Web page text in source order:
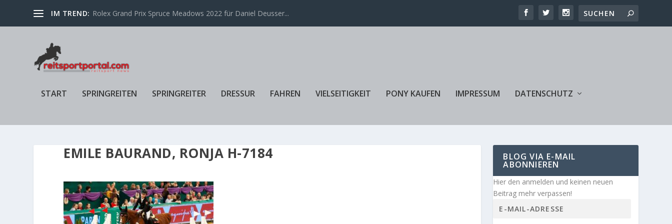
IM TREND: Rolex Grand Prix Spruce Meadows 2022 für Daniel Deusser...
START SPRINGREITEN SPRINGREITER DRESSUR FAHREN VIELSEITIGKEIT PONY KAUFEN IMPRESSUM DATENSCHUTZ
EMILE BAURAND, RONJA H-7184 BLOG VIA E-MAIL
ABONNIEREN
Hier den anmelden und keinen neuen
Beitrag mehr verpassen!